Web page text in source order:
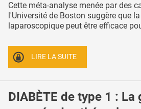
Cette méta-analyse menée par des
l'Université de Boston suggère que
laparoscopique peut être efficace
LIRE LA SUITE
DIABÈTE de type 1 : La